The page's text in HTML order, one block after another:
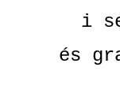
i
és